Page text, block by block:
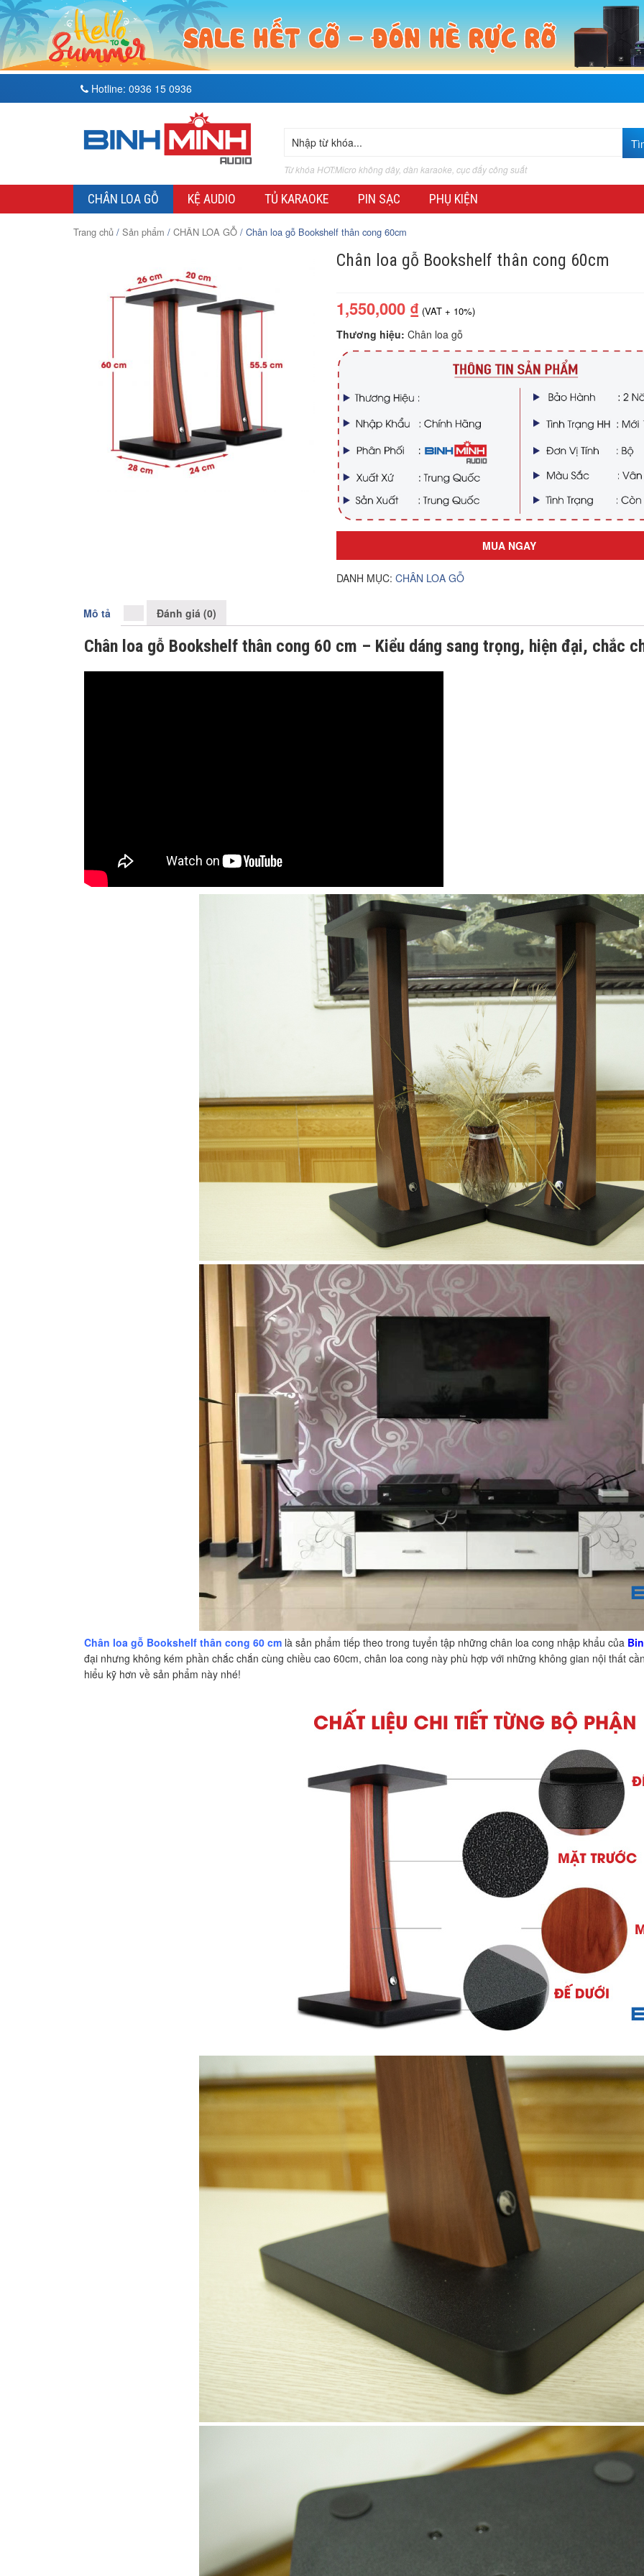
Hotline: 0936 15 0936
Từ khóa HOT:Micro không dây, dàn karaoke, cục đẩy công suất
CHÂN LOA GỖ KỆ AUDIO TỦ KARAOKE PIN SẠC PHỤ KIỆN
Trang chủ / Sản phẩm / CHÂN LOA GỖ / Chân loa gỗ Bookshelf thân cong 60cm
Chân loa gỗ Bookshelf thân cong 60cm
1,550,000 ₫ (VAT + 10%)
Thương hiệu: Chân loa gỗ
MUA NGAY
DANH MỤC: CHÂN LOA GỖ
Mô tả Đánh giá (0)
Chân loa gỗ Bookshelf thân cong 60 cm – Kiểu dáng sang trọng, hiện đại, chắc
Chân loa gỗ Bookshelf thân cong 60 cm là sản phẩm tiếp theo trong tuyển tập những chân loa cong nhập khẩu của
đại nhưng không kém phần chắc chắn cùng chiều cao 60cm, chân loa cong này phù hợp với những không gian nội thất
hiểu kỹ hơn về sản phẩm này nhé!